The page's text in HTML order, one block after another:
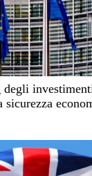
sicurezza